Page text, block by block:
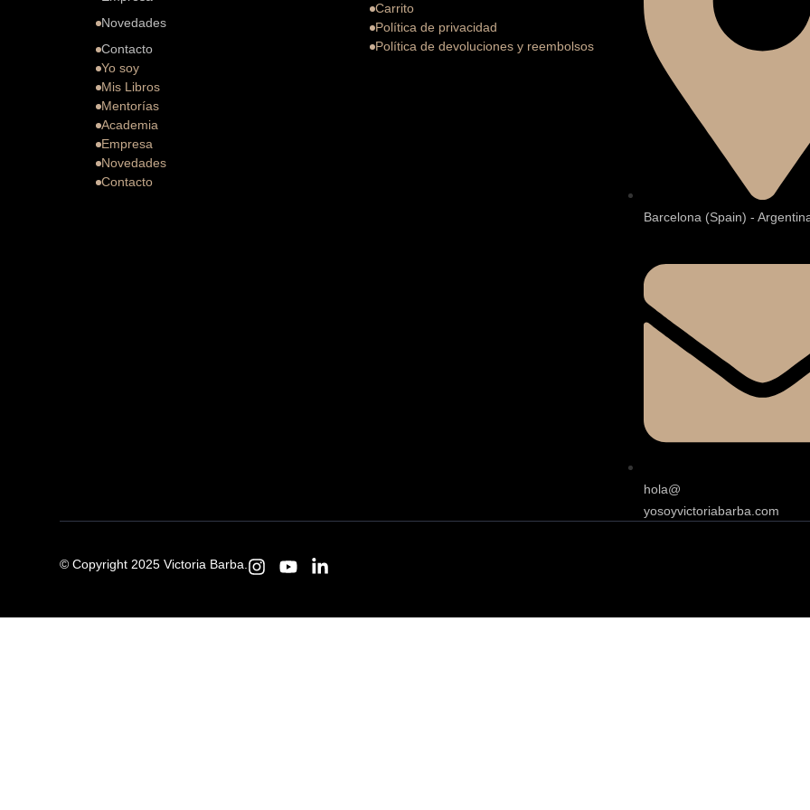
Novedades
Contacto
Yo soy
Mis Libros
Mentorías
Academia
Empresa
Novedades
Contacto
Carrito
Política de privacidad
Política de devoluciones y reembolsos
Barcelona (Spain) -
hola@
yosoyvictoriabarba.com
© Copyright 2025 Victoria Barba.